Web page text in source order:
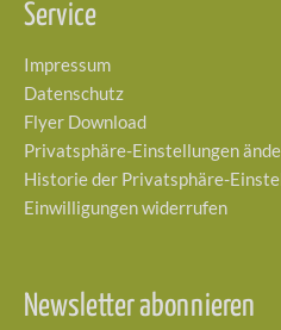
Service
Impressum
Datenschutz
Flyer Download
Privatsphäre-Einstellungen
Historie der Privatsphäre-
Einwilligungen widerrufen
Newsletter abonnieren